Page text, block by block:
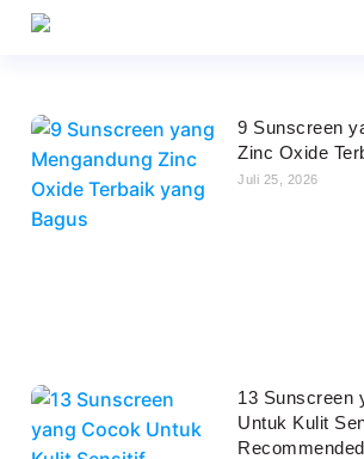
9 Sunscreen
Zinc Oxide
Juli 25, 2026
13 Sunscreen
Untuk Kulit